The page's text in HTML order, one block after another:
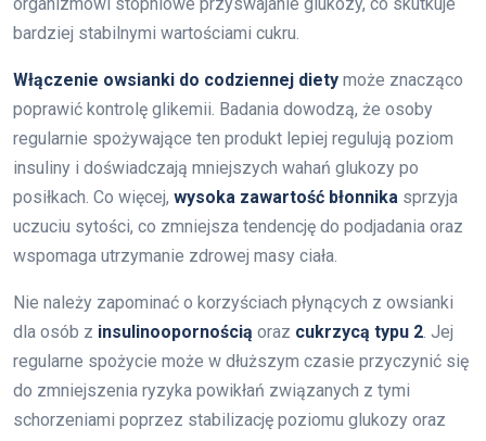
bardziej stabilnymi wartościami cukru.
Włączenie owsianki do codziennej diety może znacząco
poprawić kontrolę glikemii. Badania dowodzą, że osoby
regularnie spożywające ten produkt lepiej regulują poziom
insuliny i doświadczają mniejszych wahań glukozy po
posiłkach. Co więcej, wysoka zawartość błonnika sprzyja
uczuciu sytości, co zmniejsza tendencję do podjadania oraz
wspomaga utrzymanie zdrowej masy ciała.
Nie należy zapominać o korzyściach płynących z owsianki
dla osób z insulinoopornością oraz cukrzycą typu 2 . Jej
regularne spożycie może w dłuższym czasie przyczynić się
do zmniejszenia ryzyka powikłań związanych z tymi
schorzeniami poprzez stabilizację poziomu glukozy oraz